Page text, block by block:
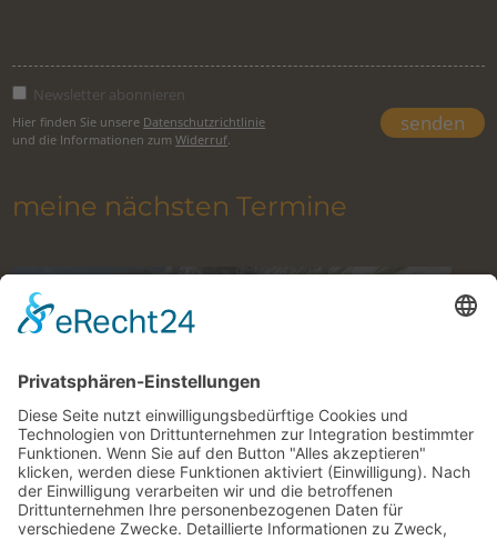
Newsletter abonnieren
Hier finden Sie unsere Datenschutzrichtlinie
und die Informationen zumWiderruf
meine nächsten Termine
Klettern im Gesäuse mit Bergführer
9. August 2026 to 27. Oktober 2026